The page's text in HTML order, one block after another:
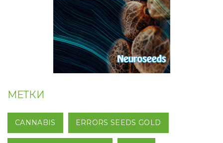
МЕТКИ
CANNABIS ERRORS SEEDS GOLD